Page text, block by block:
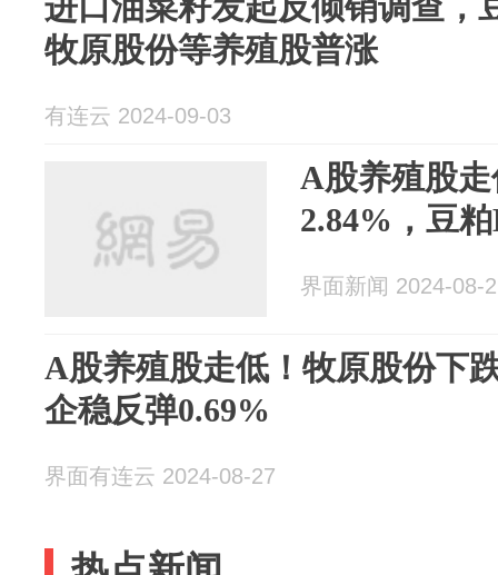
进口油菜籽发起反倾销调查，
牧原股份等养殖股普涨
有连云 2024-09-03
A股养殖股
2.84%，豆
界面新闻 2024-08-
A股养殖股走低！牧原股份下
企稳反弹0.69%
界面有连云 2024-08-27